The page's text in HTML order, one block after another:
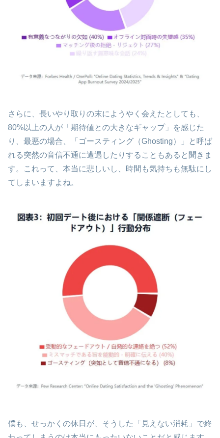
さらに、長いやり取りの末にようやく会えたとしても、
80%以上の人が「期待値との大きなギャップ」を感じた
り、最悪の場合、「ゴースティング（Ghosting）」と呼ば
れる突然の音信不通に遭遇したりすることもあると聞きま
す。これって、本当に悲しいし、時間も気持ちも無駄にし
てしまいますよね。
僕も、せっかくの休日が、そうした「見えない消耗」で終